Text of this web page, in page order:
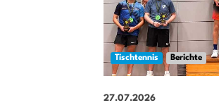
Tischtennis Berichte
27.07.2026